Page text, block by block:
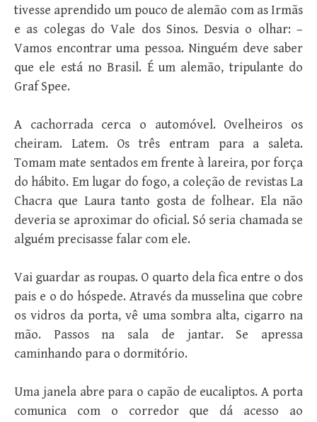
tivesse aprendido um pouco de alemão com as Irmãs
e as colegas do Vale dos Sinos. Desvia o olhar: –
Vamos encontrar uma pessoa. Ninguém deve saber
que ele está no Brasil. É um alemão, tripulante do
Graf Spee.
A cachorrada cerca o automóvel. Ovelheiros os
cheiram. Latem. Os três entram para a saleta.
Tomam mate sentados em frente à lareira, por força
do hábito. Em lugar do fogo, a coleção de revistas La
Chacra que Laura tanto gosta de folhear. Ela não
deveria se aproximar do oficial. Só seria chamada se
alguém precisasse falar com ele.
Vai guardar as roupas. O quarto dela fica entre o dos
pais e o do hóspede. Através da musselina que cobre
os vidros da porta, vê uma sombra alta, cigarro na
mão. Passos na sala de jantar. Se apressa
caminhando para o dormitório.
Uma janela abre para o capão de eucaliptos. A porta
comunica com o corredor que dá acesso ao